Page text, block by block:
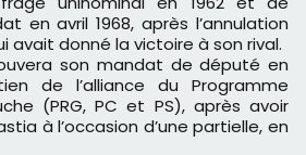
en avril 1968, après l’annulation
avait donné la victoire à son rival.
son mandat de député en
de l’alliance du Programme
(PRG, PC et PS), après avoir
à l’occasion d’une partielle, en